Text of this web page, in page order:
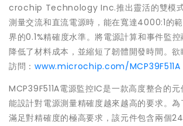
crochip Technology Inc.推出靈活的雙模
測量交流和直流電源時，能在寬達4000:1的
界的0.1%精確度水準。將電源計算和事件監控
降低了材料成本，並縮短了韌體開發時間。
訪問：www.microchip.com/MCP39F511A
MCP39F511A電源監控IC是一款高度整合的
能設計對電源測量精確度越來越高的要求。
滿足對精確度的極高要求，該元件包含兩